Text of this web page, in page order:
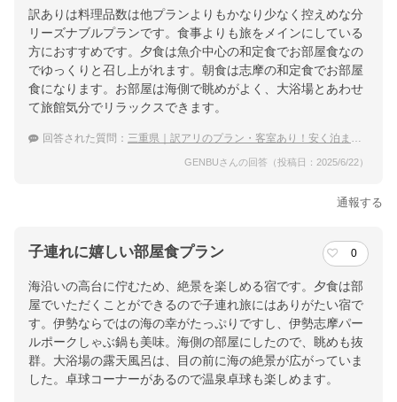
訳ありは料理品数は他プランよりもかなり少なく控えめな分
リーズナブルプランです。食事よりも旅をメインにしている
方におすすめです。夕食は魚介中心の和定食でお部屋食なの
でゆっくりと召し上がれます。朝食は志摩の和定食でお部屋
食になります。お部屋は海側で眺めがよく、大浴場とあわせ
て旅館気分でリラックスできます。
回答された質問： 三重県｜訳アリのプラン・客室あり！安く泊まれる宿のおすすめは？
GENBUさんの回答（投稿日：2025/6/22）
通報する
子連れに嬉しい部屋食プラン 0
海沿いの高台に佇むため、絶景を楽しめる宿です。夕食は部
屋でいただくことができるので子連れ旅にはありがたい宿で
す。伊勢ならではの海の幸がたっぷりですし、伊勢志摩パー
ルポークしゃぶ鍋も美味。海側の部屋にしたので、眺めも抜
群。大浴場の露天風呂は、目の前に海の絶景が広がっていま
した。卓球コーナーがあるので温泉卓球も楽しめます。